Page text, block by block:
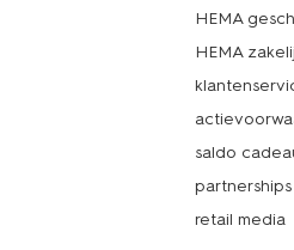
HEMA
HEMA
saldo
partnerships
retail media